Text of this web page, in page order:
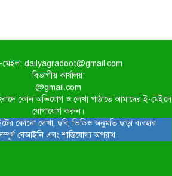
মেইল: dailyagradoot@gmail.com
বিভাগীয় কার্যালয়:
@gmail.com
কোন অভিযোগ ও লেখা পাঠাতে আমাদের ই-মেইলে
যোগাযোগ করুন।
কোনো লেখা, ছবি, ভিডিও অনুমতি ছাড়া ব্যবহার
বেআইনি এবং শাস্তিযোগ্য অপরাধ।